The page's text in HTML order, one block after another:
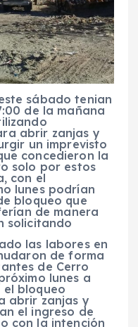
sábado tenian
de la mañana
abrir zanjas y
un imprevisto
concedieron la
solo por estos
con el
lunes podrían
bloqueo que
de manera
solicitando
las labores en
de forma
de Cerro
lunes a
bloqueo
abrir zanjas y
el ingreso de
con la intención